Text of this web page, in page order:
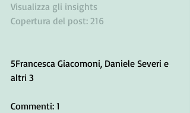
Visualizza gli insights
Copertura del post: 216
5Francesca Giacomoni, Daniele Severi e
altri 3
Commenti: 1